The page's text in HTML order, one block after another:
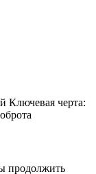
Ключевая черта:
продолжить